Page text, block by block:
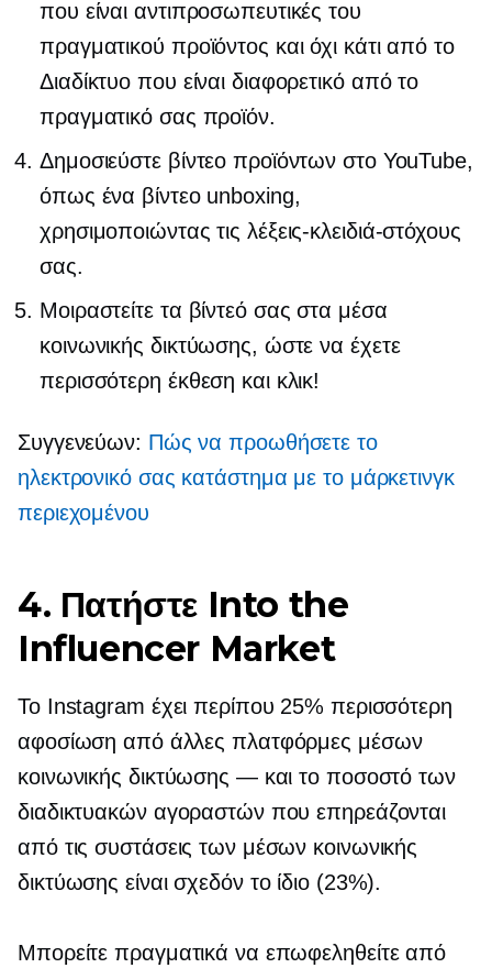
που είναι αντιπροσωπευτικές του
πραγματικού προϊόντος και όχι κάτι από το
Διαδίκτυο που είναι διαφορετικό από το
πραγματικό σας προϊόν.
Δημοσιεύστε βίντεο προϊόντων στο YouTube,
όπως ένα βίντεο unboxing,
χρησιμοποιώντας τις λέξεις-κλειδιά-στόχους
σας.
Μοιραστείτε τα βίντεό σας στα μέσα
κοινωνικής δικτύωσης, ώστε να έχετε
περισσότερη έκθεση και κλικ!
Συγγενεύων: Πώς να προωθήσετε το
ηλεκτρονικό σας κατάστημα με το μάρκετινγκ
περιεχομένου
4. Πατήστε Into the
Influencer Market
Το Instagram έχει περίπου 25% περισσότερη
αφοσίωση από άλλες πλατφόρμες μέσων
κοινωνικής δικτύωσης — και το ποσοστό των
διαδικτυακών αγοραστών που επηρεάζονται
από τις συστάσεις των μέσων κοινωνικής
δικτύωσης είναι σχεδόν το ίδιο (23%).
Μπορείτε πραγματικά να επωφεληθείτε από